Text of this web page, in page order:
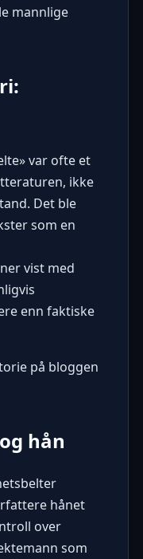
mannlige
var ofte et
ikke
Det ble
som en
vist med
enn faktiske
på bloggen
hån
hånet
over
som